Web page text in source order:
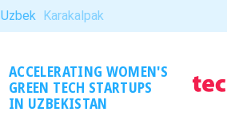
Uzbek Karakalpak
ACCELERATING WOMEN'S
GREEN TECH STARTUPS
IN UZBEKISTAN